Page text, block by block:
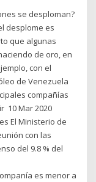
se desploman?
desplome es
que algunas
de oro, en
con el
de Venezuela
compañías
10 Mar 2020
El Ministerio de
con las
del 9.8 % del
es menor a